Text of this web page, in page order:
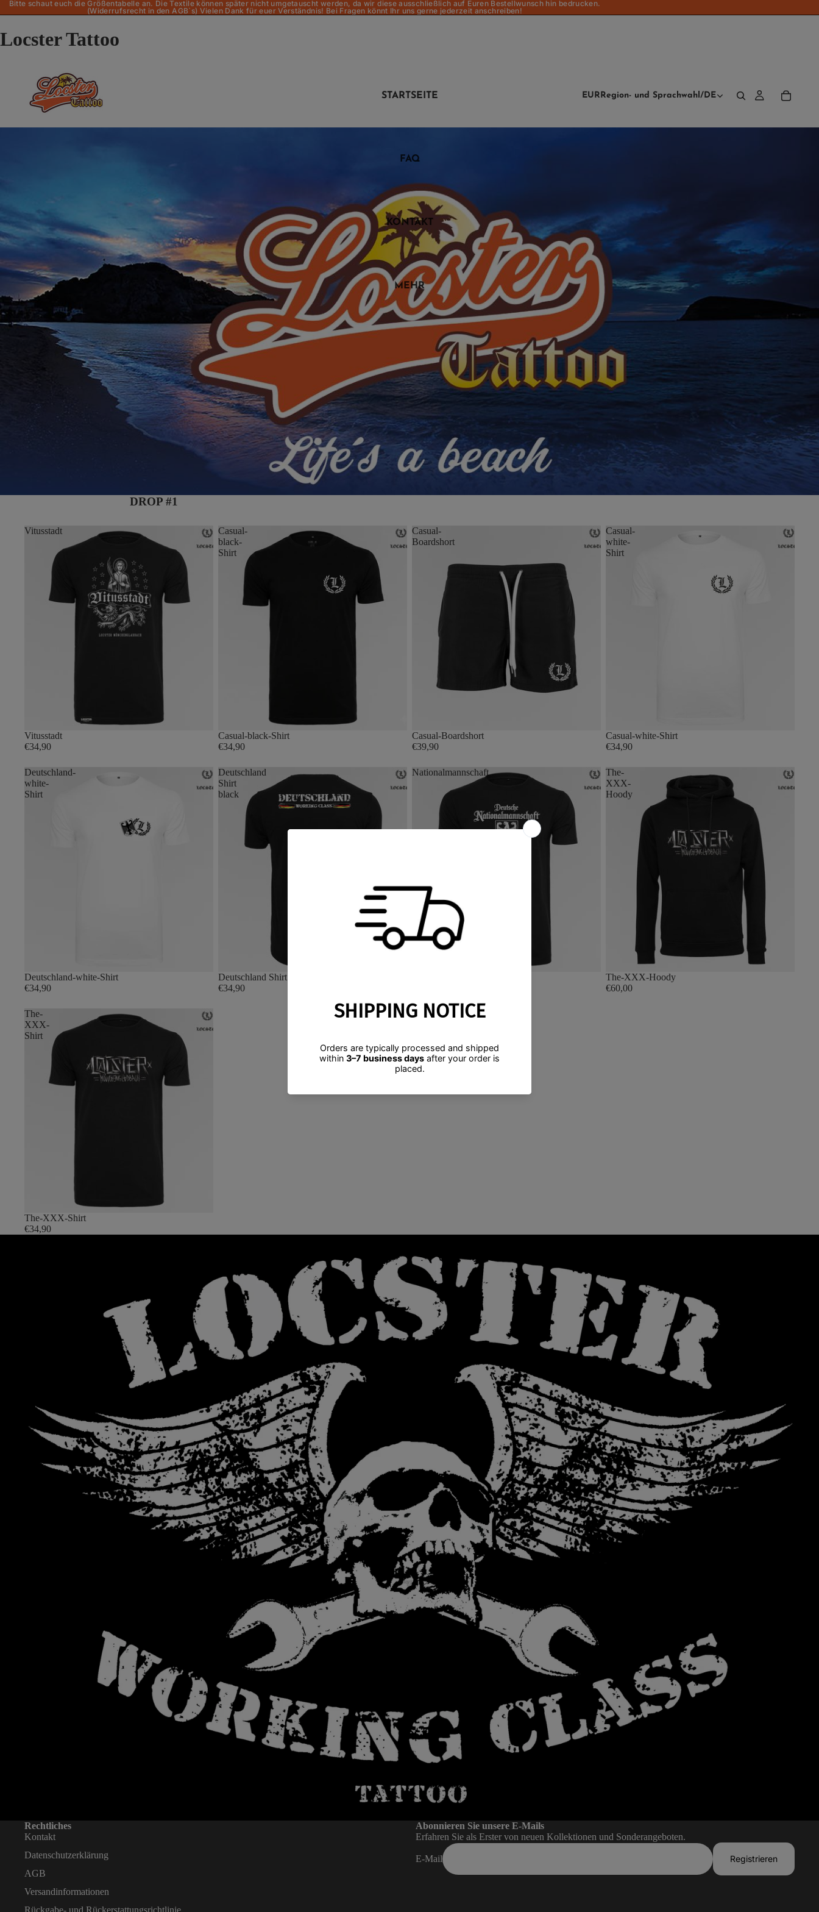
Bitte schaut euch die Größentabelle an. Die Textile können später nicht umgetauscht werden, da wir diese ausschließlich auf Euren Bestellwunsch hin bedrucken.
(Widerrufsrecht in den AGB`s) Vielen Dank für euer Verständnis! Bei Fragen könnt Ihr uns gerne jederzeit anschreiben!
Locster Tattoo
STARTSEITE
FAQ
KONTAKT
MEHR
EUR Region- und Sprachwahl /DE
DROP #1
Vitusstadt
Vitusstadt
€34,90
Casual-
black-
Shirt
Casual-black-Shirt
€34,90
Casual-
Boardshort
Casual-Boardshort
€39,90
Casual-
white-
Shirt
Casual-white-Shirt
€34,90
Deutschland-
white-
Shirt
Deutschland-white-Shirt
€34,90
Deutschland
Shirt
black
Deutschland Shirt black
€34,90
Nationalmannschaft
The-
XXX-
Hoody
The-XXX-Hoody
€60,00
The-
XXX-
Shirt
The-XXX-Shirt
€34,90
Rechtliches
Kontakt
Datenschutzerklärung
AGB
Versandinformationen
Rückgabe- und Rückerstattungsrichtlinie
Abonnieren Sie unsere E-Mails
Erfahren Sie als Erster von neuen Kollektionen und Sonderangeboten.
E-Mail Registrieren